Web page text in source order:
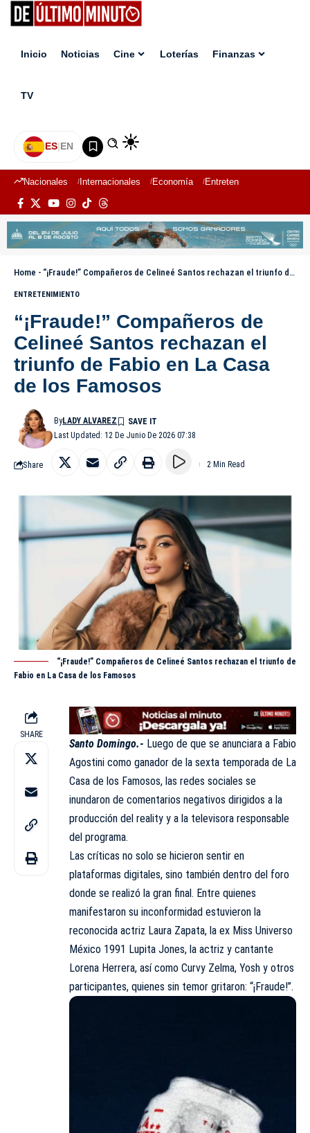
Inicio Noticias Cine Loterías Finanzas
TV
ES|EN
Nacionales Internacionales Economía Entretenimiento
Home - “¡Fraude!” Compañeros de Celineé Santos rechazan el triunfo de Fabio en La Casa de los Famosos
ENTRETENIMIENTO
“¡Fraude!” Compañeros de
Celineé Santos rechazan el
triunfo de Fabio en La Casa
de los Famosos
Last Updated: 12 De Junio De 2026 07:38
ByLADY ALVAREZ
Share 2 Min Read
“¡Fraude!” Compañeros de Celineé Santos rechazan el triunfo de
Fabio en La Casa de los Famosos
SHARE
Santo Domingo.- Luego de que se anunciara a Fabio
Agostini como ganador de la sexta temporada de La
Casa de los Famosos, las redes sociales se
inundaron de comentarios negativos dirigidos a la
producción del reality y a la televisora responsable
del programa.
Las críticas no solo se hicieron sentir en
plataformas digitales, sino también dentro del foro
donde se realizó la gran final. Entre quienes
manifestaron su inconformidad estuvieron la
reconocida actriz Laura Zapata, la ex Miss Universo
México 1991 Lupita Jones, la actriz y cantante
Lorena Herrera, así como Curvy Zelma, Yosh y otros
participantes, quienes sin temor gritaron: “¡Fraude!”.